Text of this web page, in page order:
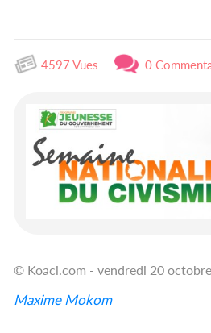
4597 Vues 0
© Koaci.com - vendredi 20
Maxime Mokom